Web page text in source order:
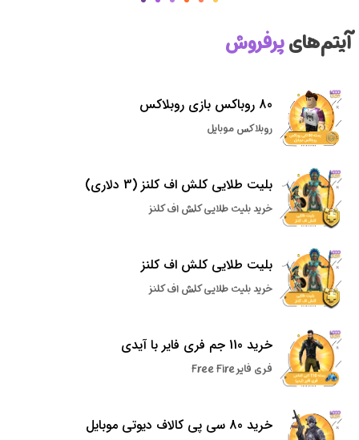
آیتم‌هایپرفروش
80 روباکس بازی روبلاکس
روبلاکس موبایل
بلیت طلایی کلش اف کلنز (3 دلاری)
خرید بلیت طلایی کلش اف کلنز
بلیت طلایی کلش اف کلنز
خرید بلیت طلایی کلش اف کلنز
خرید 110 جم فری فایر با آیدی
فری فایر Free Fire
خرید 80 سی پی کالاف دیوتی موبایل